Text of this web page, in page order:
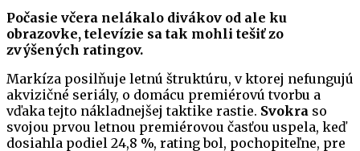
Počasie včera nelákalo divákov od ale ku
obrazovke, televízie sa tak mohli tešiť zo
zvýšených ratingov.
Markíza posilňuje letnú štruktúru, v ktorej nefungujú
akvizičné seriály, o domácu premiérovú tvorbu a
vďaka tejto nákladnejšej taktike rastie. Svokra so
svojou prvou letnou premiérovou časťou uspela, keď
dosiahla podiel 24,8 %, rating bol, pochopiteľne, pre